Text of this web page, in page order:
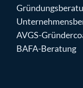
AVGS-
BAFA-Beratung